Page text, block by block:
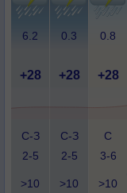
6.2 0.3 0.8
+28 +28 +28
С-З
2-5
С-З
2-5
С
3-6
>10 >10 >10